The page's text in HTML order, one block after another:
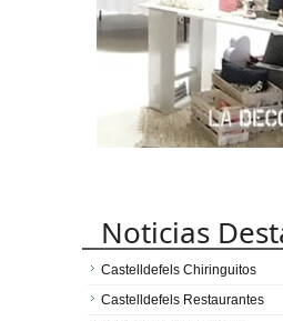
Noticias
Castelldefels Chiringuitos
Castelldefels Restaurantes